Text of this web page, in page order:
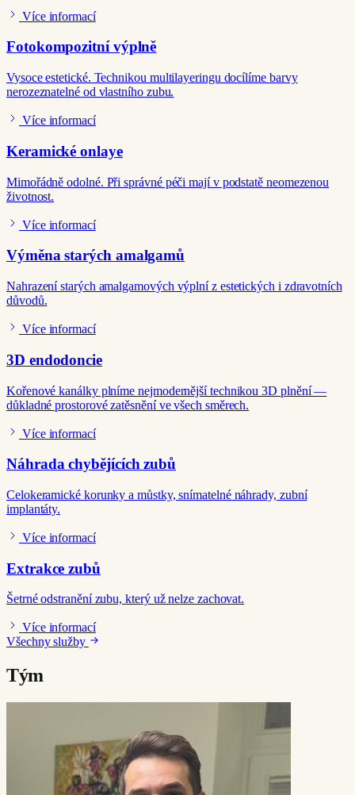
Více informací
Fotokompozitní výplně
Vysoce estetické. Technikou multilayeringu docílíme barvy
nerozeznatelné od vlastního zubu.
Více informací
Keramické onlaye
Mimořádně odolné. Při správné péči mají v podstatě neomezenou
životnost.
Více informací
Výměna starých amalgamů
Nahrazení starých amalgamových výplní z estetických i zdravotních
důvodů.
Více informací
3D endodoncie
Kořenové kanálky plníme nejmodernější technikou 3D plnění —
důkladné prostorové zatěsnění ve všech směrech.
Více informací
Náhrada chybějících zubů
Celokeramické korunky a můstky, snímatelné náhrady, zubní
implantáty.
Více informací
Extrakce zubů
Šetrné odstranění zubu, který už nelze zachovat.
Více informací
Všechny služby
Tým